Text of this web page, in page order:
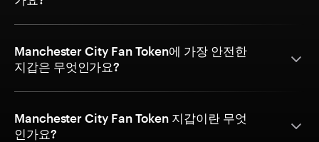
Manchester City Fan Token에 가장 안전한
지갑은 무엇인가요?
Manchester City Fan Token 지갑이란 무엇
인가요?